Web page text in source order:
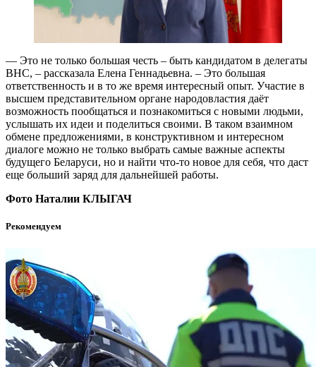
— Это не только большая честь – быть кандидатом в делегаты
ВНС, – рассказала Елена Геннадьевна. – Это большая
ответственность и в то же время интересный опыт. Участие в
высшем представительном органе народовластия даёт
возможность пообщаться и познакомиться с новыми людьми,
услышать их идеи и поделиться своими. В таком взаимном
обмене предложениями, в конструктивном и интересном
диалоге можно не только выбрать самые важные аспекты
будущего Беларуси, но и найти что-то новое для себя, что даст
еще больший заряд для дальнейшей работы.
Фото Наталии КЛЫГАЧ
Рекомендуем